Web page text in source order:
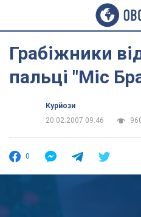
Грабіжники
пальці "Міс
Курйози
20.02.2007 09:46
0